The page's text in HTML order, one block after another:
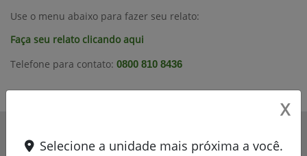
Use o menu abaixo para fazer seu relato:
Faça seu relato clicando aqui
Telefone para contato: 0800 810 8436
X
Selecione a unidade mais próxima a você.